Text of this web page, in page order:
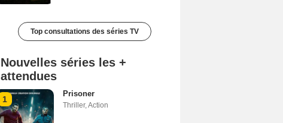
Top consultations des séries TV
Nouvelles séries les +
attendues
1
Prisoner
Thriller,Action